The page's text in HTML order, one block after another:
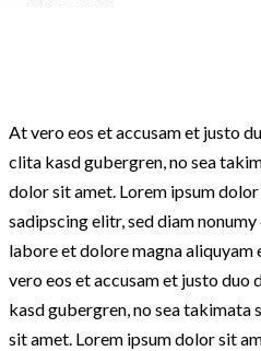
At vero eos et accusam et justo
clita kasd gubergren, no sea
dolor sit amet. Lorem ipsum
sadipscing elitr, sed diam
labore et dolore magna aliquyam
vero eos et accusam et justo duo
kasd gubergren, no sea takimata
sit amet. Lorem ipsum dolor sit